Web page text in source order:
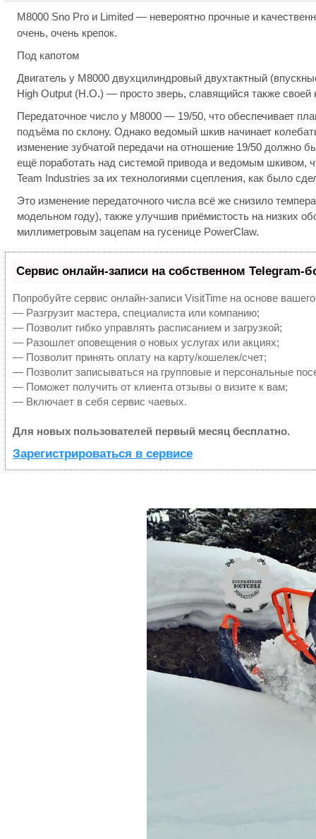
M8000 Sno Pro и Limited — невероятно прочные и
очень, очень крепок.
Под капотом
Двигатель у M8000 двухцилиндровый двухтактный
High Output (H.O.) — просто зверь, славящийся также
Передаточное число у M8000 — 19/50, что обеспечивает
подъёма по склону. Однако ведомый шкив начинает
изменение зубчатой передачи на отношение 19/50 должно
ещё поработать над системой привода и ведомым шкивом,
Team Industries за их технологиями сцепления, как было
Это изменение передаточного числа всё же снизило
модельном году), также улучшив приёмистость на низких
миллиметровым зацепам на гусенице PowerClaw.
Сервис онлайн-записи на собственном Telegram-
Попробуйте сервис онлайн-записи VisitTime на основе
— Разгрузит мастера, специалиста или компанию;
— Позволит гибко управлять расписанием и загрузкой;
— Разошлет оповещения о новых услугах или акциях;
— Позволит принять оплату на карту/кошелек/счет;
— Позволит записываться на групповые и персональные
— Поможет получить от клиента отзывы о визите к вам;
— Включает в себя сервис чаевых.
Для новых пользователей первый месяц бесплатно.
Зарегистрироваться в сервисе